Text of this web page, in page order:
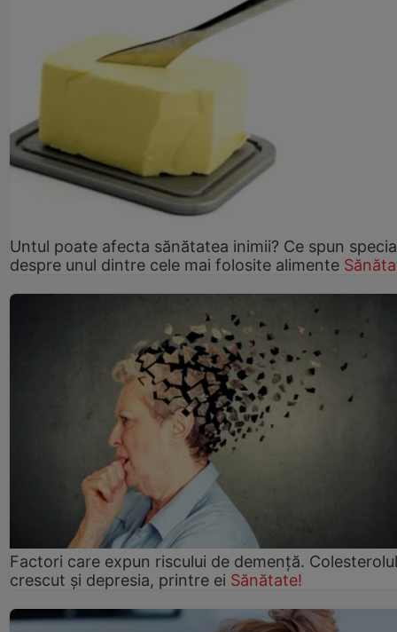
Untul poate afecta sănătatea inimii? Ce spun
despre unul dintre cele mai folosite alimente
Factori care expun riscului de demență. Colesterolul
crescut şi depresia, printre ei Sănătate!